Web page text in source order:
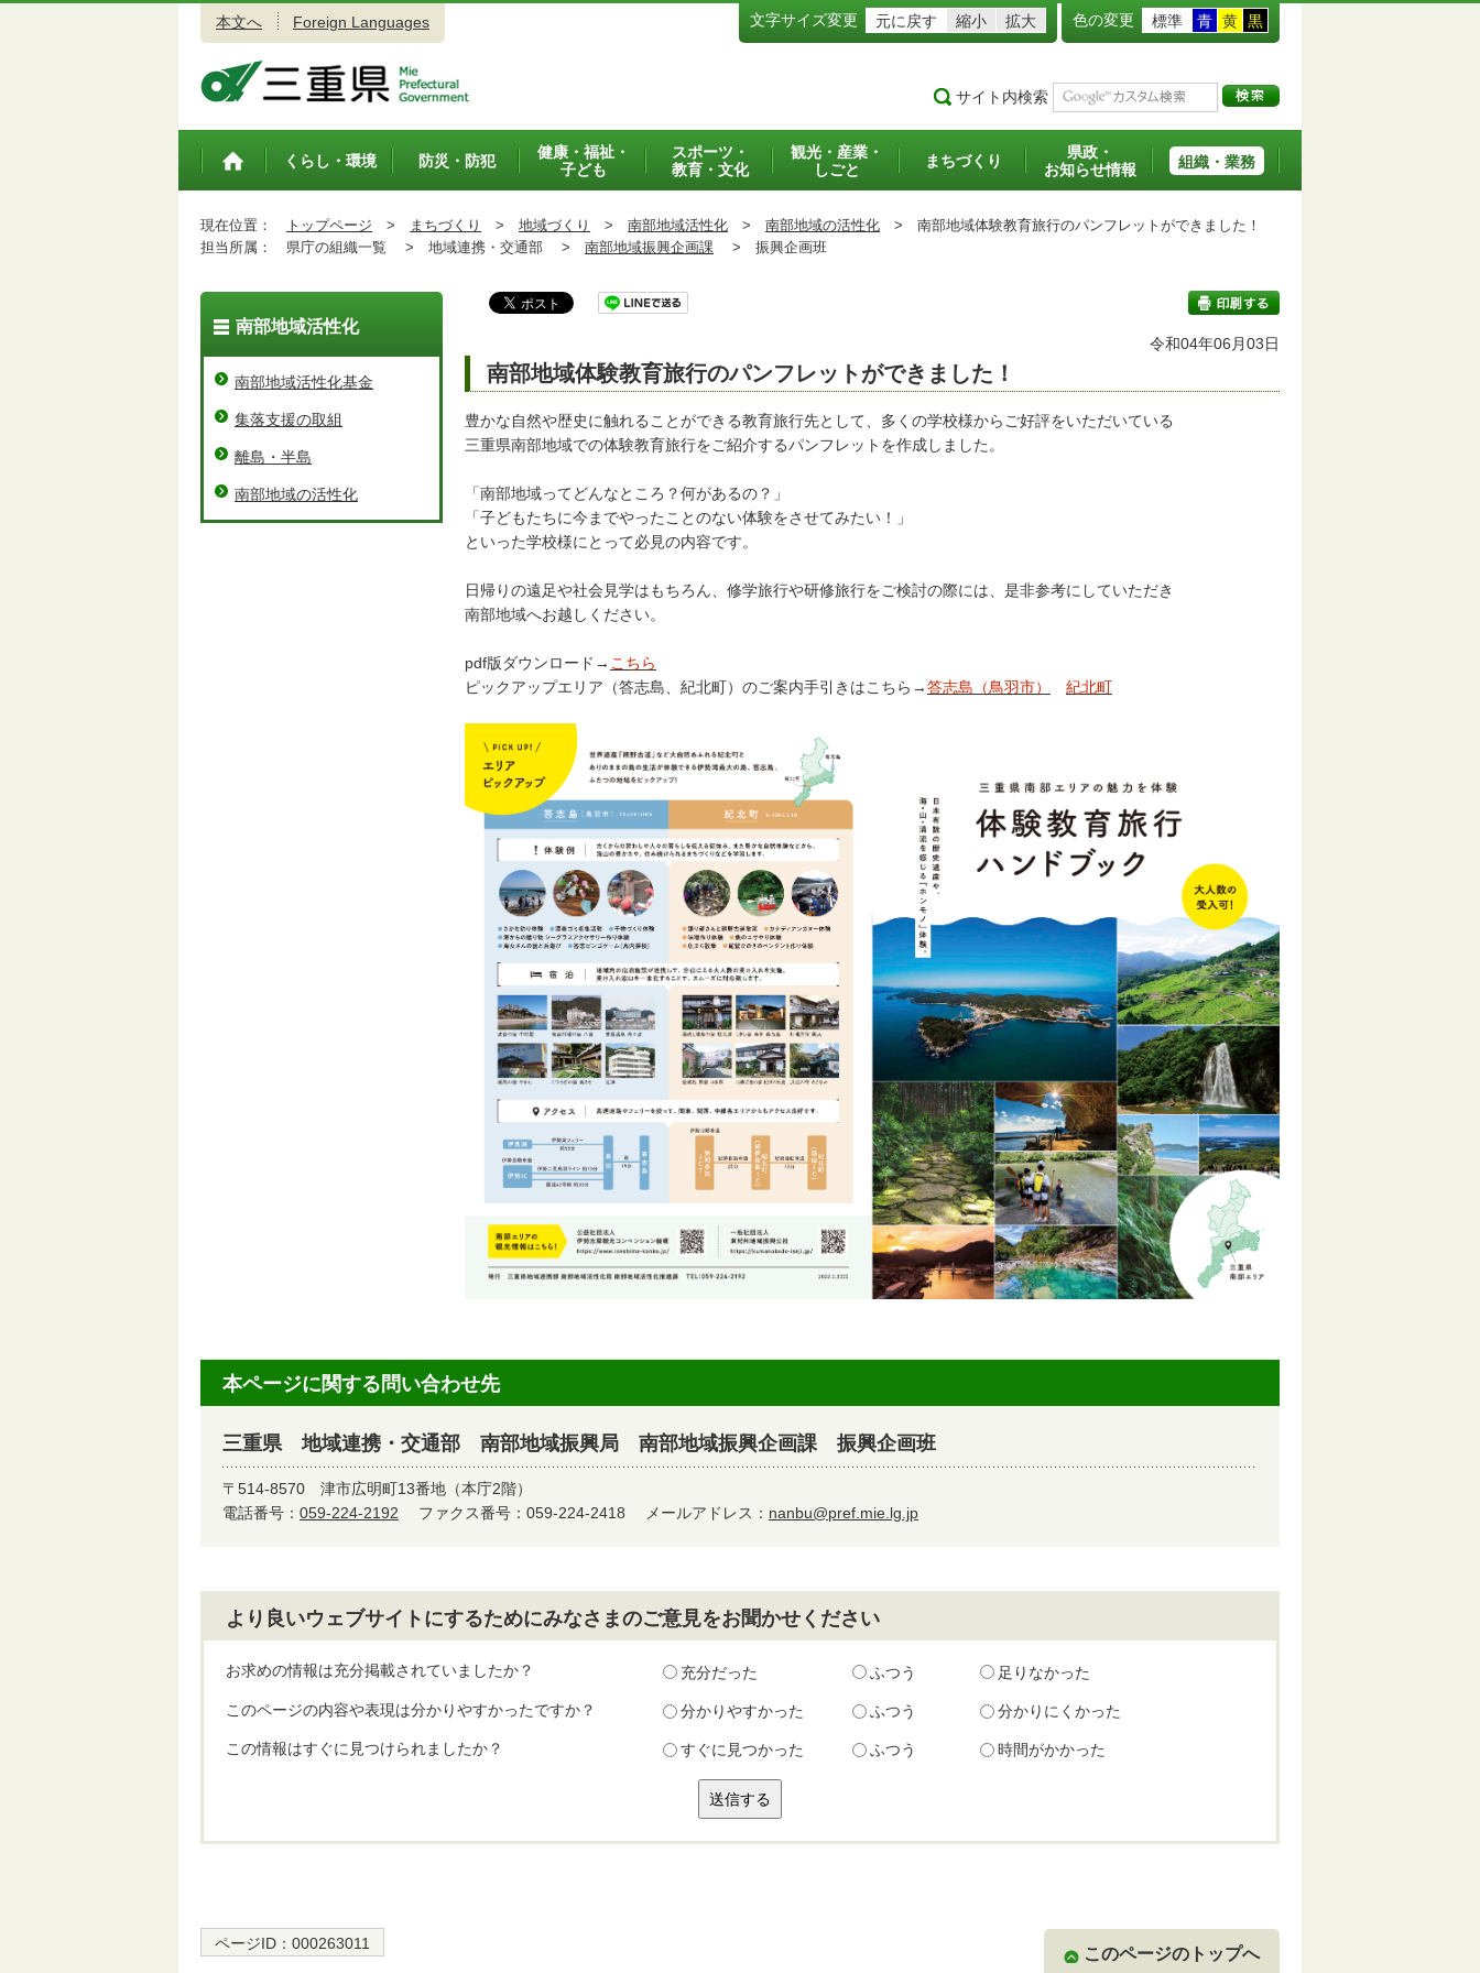
本文へ Foreign Languages 文字サイズ変更 元に戻す 縮小 拡大 色の変更 標準 青 黄 黒
サイト内検索
トップペ
くらし・環境 防災・防犯
健康・福祉・
子ども
スポーツ・
教育・文化
観光・産業・
しごと
まちづくり
県政・
お知らせ情報
組織・業務
現在位置： トップページ > まちづくり > 地域づくり > 南部地域活性化 > 南部地域の活性化 > 南部地域体験教育旅行のパンフレットができました！
担当所属：
県庁の組織一覧 > 地域連携・交通部 > 南部地域振興企画課 > 振興企画班
印刷する
令和04年06月03日
南部地域体験教育旅行のパンフレットができました！
豊かな自然や歴史に触れることができる教育旅行先として、多くの学校様からご好評をいただいている
三重県南部地域での体験教育旅行をご紹介するパンフレットを作成しました。
「南部地域ってどんなところ？何があるの？」
「子どもたちに今までやったことのない体験をさせてみたい！」
といった学校様にとって必見の内容です。
日帰りの遠足や社会見学はもちろん、修学旅行や研修旅行をご検討の際には、是非参考にしていただき
南部地域へお越しください。
pdf版ダウンロード→ こちら
ピックアップエリア（答志島、紀北町）のご案内手引きはこちら→答志島（鳥羽市） 紀北町
南部地域活性化
南部地域活性化基金
集落支援の取組
離島・半島
南部地域の活性化
本ページに関する問い合わせ先
三重県 地域連携・交通部 南部地域振興局 南部地域振興企画課 振興企画班
〒514-8570 津市広明町13番地（本庁2階）
電話番号： 059-224-2192 ファクス番号：059-224-2418 メールアドレス： nanbu@pref.mie.lg.jp
より良いウェブサイトにするためにみなさまのご意見をお聞かせください
お求めの情報は充分掲載されていましたか？ 充分だった ふつう 足りなかった
このページの内容や表現は分かりやすかったですか？ 分かりやすかった ふつう 分かりにくかった
この情報はすぐに見つけられましたか？ すぐに見つかった ふつう 時間がかかった
ページID： 000263011
このページのトップへ